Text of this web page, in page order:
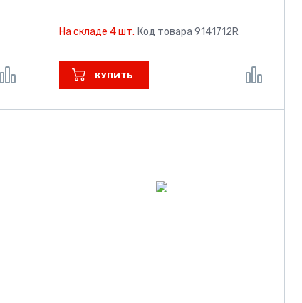
На складе 4 шт. Код товара 9141712R
КУПИТЬ